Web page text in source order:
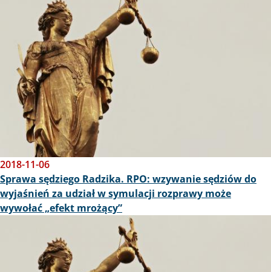
2018-11-06
Sprawa sędziego Radzika. RPO: wzywanie sędziów do
wyjaśnień za udział w symulacji rozprawy może
wywołać „efekt mrożący”